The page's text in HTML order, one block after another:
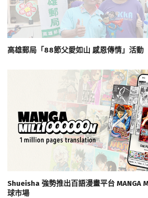
高雄郵局「88節父愛如山 感恩傳情」活動
Shueisha 強勢推出百語漫畫平台 MANGA
球市場